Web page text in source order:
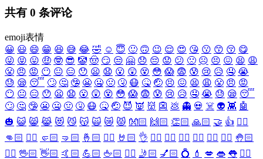
共有 0 条评论
emoji表情
😀 😃 😄 😁 😆 😅 😂 🤣 ☺️ 😇 🙂 🙃 😉 😌 😍 😘 😗 😙 😚 😋
😜 😝 😛 🤑 🤓 😎 🤡 🤠 😏 😒 🤗 😞 😔 😟 😕 🙁 ☹️ 😣 😖 😫 😩
😤 😠 😡 😶 😐 😑 😯 😦 😧 😮 😲 😵 😳 😱 😨 😰 😢 😥 🤤 😭
😓 😪 😴 🙄 🤔 🤥 😬 🤐 🤢 🤧 😷 🤒 🤕 😣 😖 😫 😩 😤 😠 😡
😶 😐 😑 😯 😦 😧 😮 😲 😵 😳 😱 😨 😰 😢 😥 🤤 😭 😓 😪 😴
🙄 🤔 🤥 😬 🤐 🤢 🤧 😷 🤒 🤕 😈 👿 👹 👺 💩 👻 💀 ☠️ 👽 👾 🤖
🎃 😺 😸 😹 😻 😼 😽 🙀 😿 😾 👐🏻 🙌🏻 👏🏻 🙏🏻 🤝 👍 👎🏻
👊🏻 ✊🏻 🤛🏻 🤜🏻 🤞🏻 ✌🏻 🤘🏻 👌 👈🏻 👉🏻 👆🏻 👇🏻 ☝🏻 ✋🏻 🤚🏻
🖐🏻 🖖🏻 👋🏻 🤙🏻 💪🏻 🖕🏻 ✍🏻 🤳🏻 💅🏻 💍 💄 💋 👄 👅 👂🏻